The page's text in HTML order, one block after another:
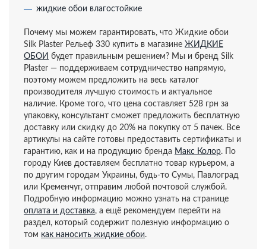
жидкие обои влагостойкие
Почему мы можем гарантировать, что Жидкие обои
Silk Plaster Рельеф 330 купить в магазине ЖИДКИЕ
ОБОИ будет правильным решением? Мы и бренд Silk
Plaster — поддерживаем сотрудничество напрямую,
поэтому можем предложить на весь каталог
производителя лучшую стоимость и актуальное
наличие. Кроме того, что цена составляет 528 грн за
упаковку, консультант сможет предложить бесплатную
доставку или скидку до 20% на покупку от 5 пачек. Все
артикулы на сайте готовы предоставить сертификаты и
гарантию, как и на продукцию бренда Макс Колор. По
городу Киев доставляем бесплатно товар курьером, а
по другим городам Украины, будь-то Сумы, Павлоград
или Кременчуг, отправим любой почтовой службой.
Подробную информацию можно узнать на странице
оплата и доставка, а ещё рекомендуем перейти на
раздел, который содержит полезную информацию о
том как наносить жидкие обои.